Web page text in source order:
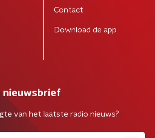
Contact
Download de app
nieuwsbrief
van het laatste radio nieuws?